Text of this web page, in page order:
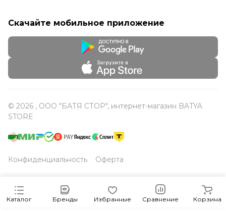
Каталог Бренды Избранные Сравнение Корзина
Скачайте мобильное приложение
© 2026 , ООО "БАТЯ СТОР", интернет-магазин BATYA
STORE
Конфиденциальность Оферта